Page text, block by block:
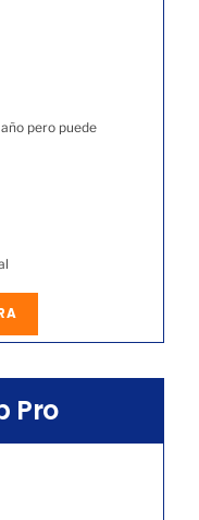
pero puede
Pro